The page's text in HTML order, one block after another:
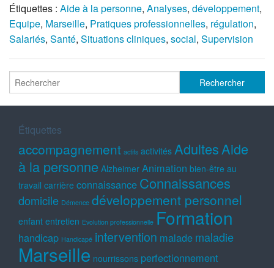
Étiquettes : Aide à la personne, Analyses, développement,
Equipe, Marseille, Pratiques professionnelles, régulation,
Salariés, Santé, Situations cliniques, social, Supervision
Étiquettes
accompagnement actifs activités AdultesAide
à la personne Alzheimer Animation bien-être au
travail carrière connaissance Connaissances
domicile Démence développement personnel
enfant entretien Evolution professionnelle Formation
handicap Handicapé intervention malade maladie
Marseille nourrissons perfectionnement